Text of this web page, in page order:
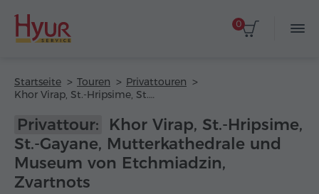
0
Startseite Touren
Privattouren
Khor Virap, St.-Hripsime, St.-Gayane, Mutterkathedrale und Museum von Etchmiadzin, Zvartnots
Privattour:
Khor Virap, St.-Hripsime,
St.-Gayane, Mutterkathedrale und
Museum von Etchmiadzin,
Zvartnots